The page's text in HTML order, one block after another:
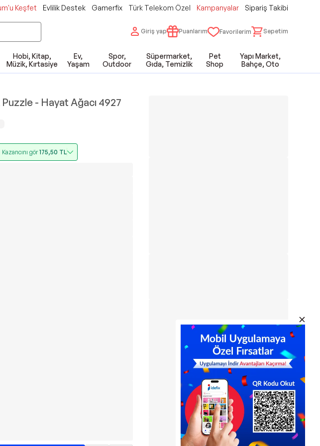
Keşfet Evlilik Destek Gamerfix Türk Telekom Özel Kampanyalar Sipariş Takibi
Giriş yap Puanlarım Favorilerim Sepetim
Hobi, Kitap,
Müzik, Kırtasiye
Ev,
Yaşam
Spor,
Outdoor
Süpermarket,
Gıda, Temizlik
Pet
Shop
Yapı Market,
Bahçe, Oto
- Hayat Ağacı 4927
Kazancını gör175,50 TL